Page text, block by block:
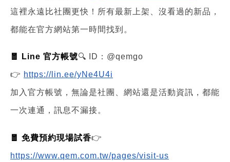
這裡永遠比社團更快！所有最新上架、沒看過的新品，
都能在官方網站第一時間找到。
🧧 Line 官方帳號🔍 ID：@qemgo
👉 https://lin.ee/yNe4U4i
加入官方帳號，無論是社團、網站還是活動資訊，都能
一次連通，訊息不漏接。
🧧 免費預約現場試香👉
https://www.qem.com.tw/pages/visit-us